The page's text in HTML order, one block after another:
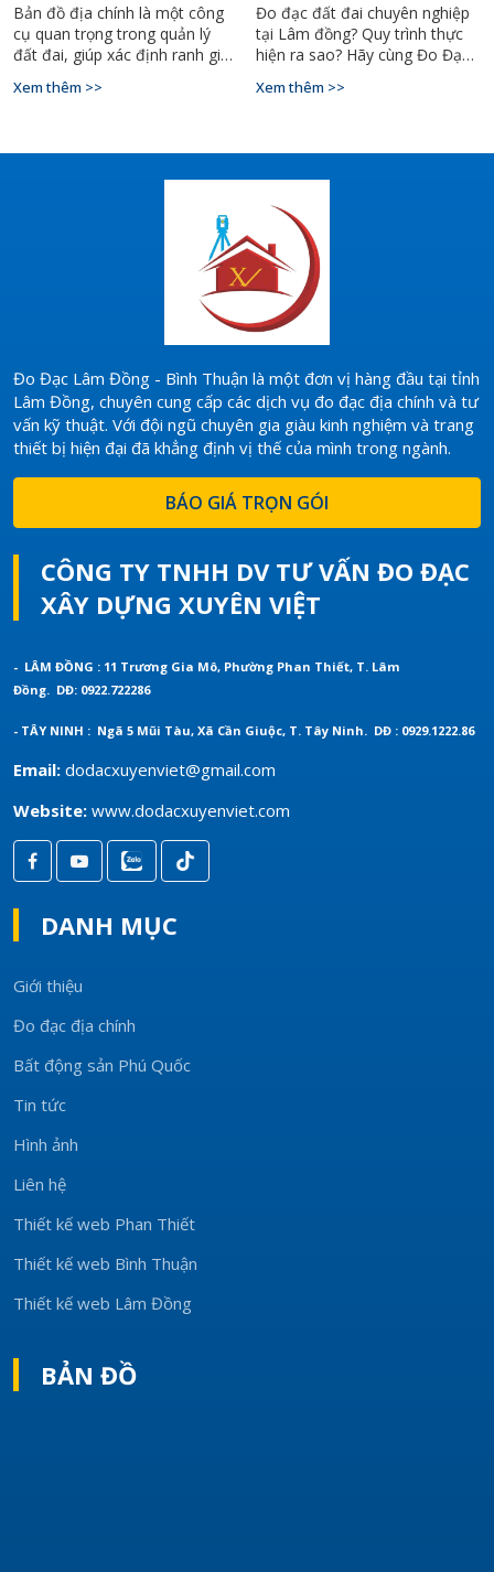
Bản đồ địa chính là một công
cụ quan trọng trong quản lý
đất đai, giúp xác định ranh giới,
của từng thửa đất. Tuy nhiên,
chính có thể gặp nhiều khó
khăn. Bài viết này sẽ hướng
chính một cách đơn giản và dễ
Xem thêm >>
Đo đạc đất đai chuyên nghiệp
tại Lâm đồng? Quy trình thực
hiện ra sao? Hãy cùng Đo Đạc
qua bài viết sau.
Xem thêm >>
Đo Đạc Lâm Đồng - Bình Thuận là một đơn vị hàng đầu tại tỉnh
Lâm Đồng, chuyên cung cấp các dịch vụ đo đạc địa chính và tư
vấn kỹ thuật. Với đội ngũ chuyên gia giàu kinh nghiệm và trang
thiết bị hiện đại đã khẳng định vị thế của mình trong ngành.
BÁO GIÁ TRỌN GÓI
CÔNG TY TNHH DV TƯ VẤN ĐO ĐẠC
XÂY DỰNG XUYÊN VIỆT
- LÂM ĐỒNG : 11 Trương Gia Mô, Phường Phan Thiết, T. Lâm
Đồng. DĐ: 0922.722286
- TÂY NINH : Ngã 5 Mũi Tàu, Xã Cần Giuộc, T. Tây Ninh. DĐ : 0929.1222.86
Email: dodacxuyenviet@gmail.com
Website: www.dodacxuyenviet.com
DANH MỤC
Giới thiệu
Đo đạc địa chính
Bất động sản Phú Quốc
Tin tức
Hình ảnh
Liên hệ
Thiết kế web Phan Thiết
Thiết kế web Bình Thuận
Thiết kế web Lâm Đồng
BẢN ĐỒ